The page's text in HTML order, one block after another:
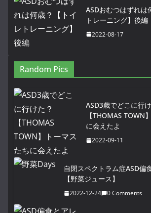
ASDおむつはずれは
トレーニング】後編
2022-08-17
Random Pics
ASD3歳でどこに行
【THOMAS TOWN
に会えたよ
2022-09-11
自閉スペクトラム症ASD偏
【野菜ジュース】
2022-12-24 0 Comments